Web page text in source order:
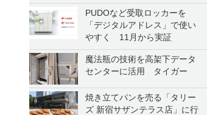
PUDOなど受取ロッカーを
「デジタルアドレス」で使い
やすく 11月から実証
魔法瓶の技術を高架下データ
センターに活用 タイガー
焼き立てパンを売る「タリー
ズ 新宿サザンテラス店」に行